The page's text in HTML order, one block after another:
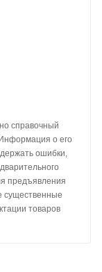
справочный
о его
ошибки,
предъявления
существенные
товаров